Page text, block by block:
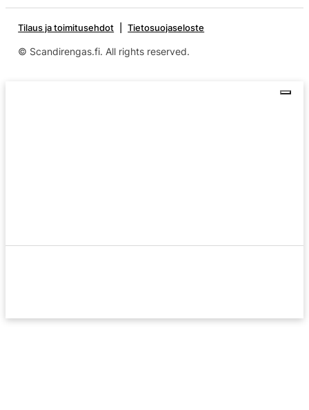
Tilaus ja toimitusehdot Tietosuojaseloste
© Scandirengas.fi. All rights reserved.